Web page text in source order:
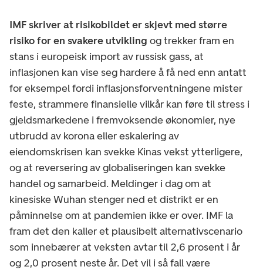
IMF skriver at risikobildet er skjevt med større
risiko for en svakere utvikling og trekker fram en
stans i europeisk import av russisk gass, at
inflasjonen kan vise seg hardere å få ned enn antatt
for eksempel fordi inflasjonsforventningene mister
feste, strammere finansielle vilkår kan føre til stress i
gjeldsmarkedene i fremvoksende økonomier, nye
utbrudd av korona eller eskalering av
eiendomskrisen kan svekke Kinas vekst ytterligere,
og at reversering av globaliseringen kan svekke
handel og samarbeid. Meldinger i dag om at
kinesiske Wuhan stenger ned et distrikt er en
påminnelse om at pandemien ikke er over. IMF la
fram det den kaller et plausibelt alternativscenario
som innebærer at veksten avtar til 2,6 prosent i år
og 2,0 prosent neste år. Det vil i så fall være